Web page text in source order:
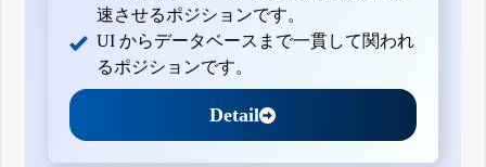
速させるポジションです。
UI からデータベースまで一貫して関われ
るポジションです。
Detail